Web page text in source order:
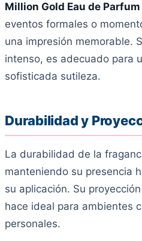
Million Gold Eau de
eventos formales o
una impresión memorable.
intenso, es adecuado para
sofisticada sutileza.
Durabilidad y
La durabilidad de la
manteniendo su presencia
su aplicación. Su
hace ideal para ambientes
personales.